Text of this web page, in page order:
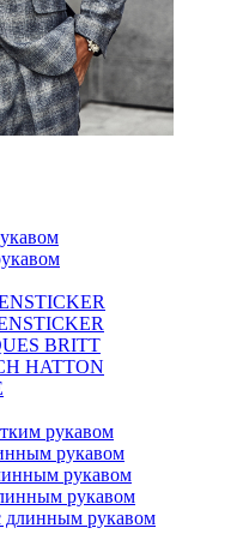
BRITT
HATTON
рукавом
рукавом
рукавом
рукавом
длинным рукавом